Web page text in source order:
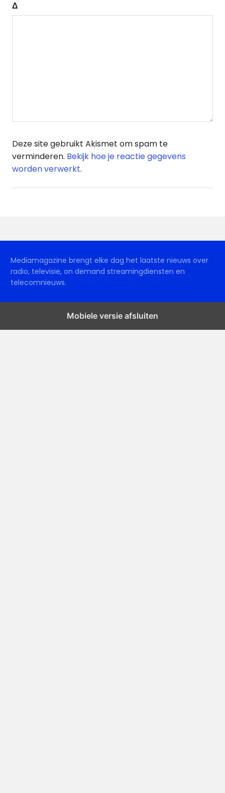
Δ
Deze site gebruikt Akismet om spam te
verminderen. Bekijk hoe je reactie gegevens
worden verwerkt.
Mediamagazine brengt elke dag het laatste nieuws over
radio, televisie, on demand streamingdiensten en
telecomnieuws.
Mobiele versie afsluiten